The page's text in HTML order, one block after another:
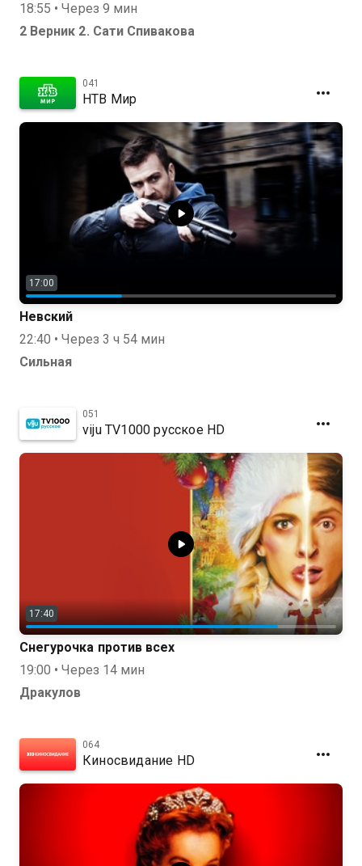
18:55 • Через 9 мин
2 Верник 2. Сати Спивакова
041
НТВ Мир
17:00
Невский
22:40 • Через 3 ч 54 мин
Сильная
051
viju TV1000 русское HD
17:40
Снегурочка против всех
19:00 • Через 14 мин
Дракулов
064
Киносвидание HD